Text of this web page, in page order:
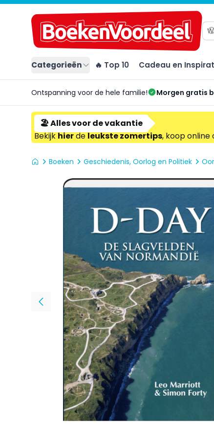
Categorieën 🔥 Top 10 Cadeau en
Ontspanning voor de hele familie! Morgen gratis
🏖️ Alles voor de vakantie
Bekijkhierdeleukste zomertips, koop online
Boeken Geschiedenis, Oorlog en Politiek